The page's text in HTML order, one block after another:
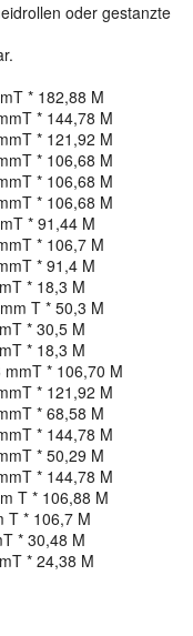
oder gestanzte
* 182,88 M
* 144,78 M
* 121,92 M
* 106,68 M
* 106,68 M
* 106,68 M
* 91,44 M
* 106,7 M
* 91,4 M
* 18,3 M
T * 50,3 M
* 30,5 M
* 18,3 M
* 106,70 M
* 121,92 M
* 68,58 M
* 144,78 M
* 50,29 M
* 144,78 M
T * 106,88 M
T * 106,7 M
* 30,48 M
* 24,38 M